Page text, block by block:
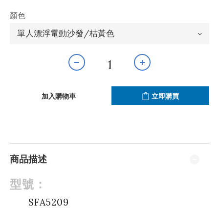
顏色
加入購物車 立即購買
商品描述
型號：
SFA5209